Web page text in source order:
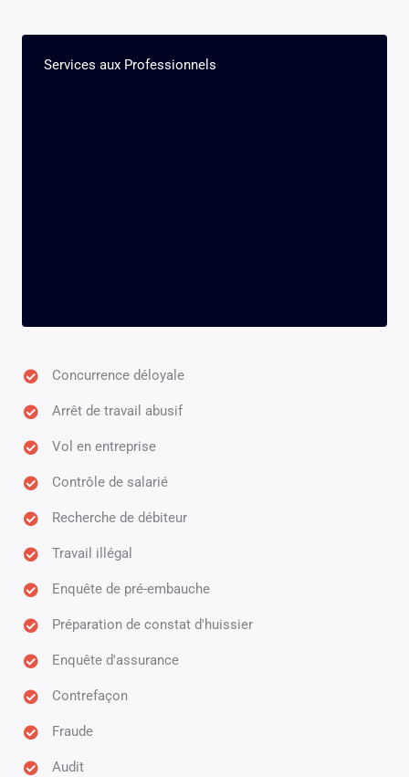
Services aux Professionnels
Concurrence déloyale
Arrêt de travail abusif
Vol en entreprise
Contrôle de salarié
Recherche de débiteur
Travail illégal
Enquête de pré-embauche
Préparation de constat d'huissier
Enquête d'assurance
Contrefaçon
Fraude
Audit